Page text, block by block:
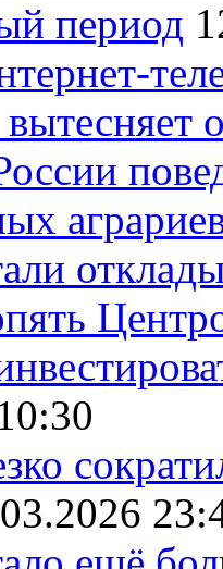
период